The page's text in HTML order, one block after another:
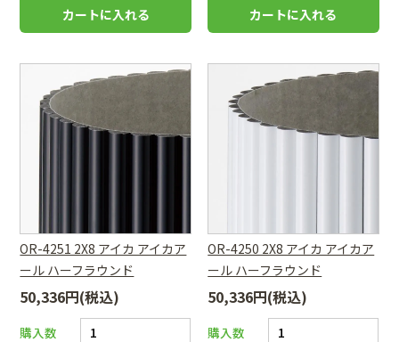
OR-4251 2X8 アイカ アイカア
ール ハーフラウンド
50,336円(税込)
購入数
OR-4250 2X8 アイカ アイカア
ール ハーフラウンド
50,336円(税込)
購入数